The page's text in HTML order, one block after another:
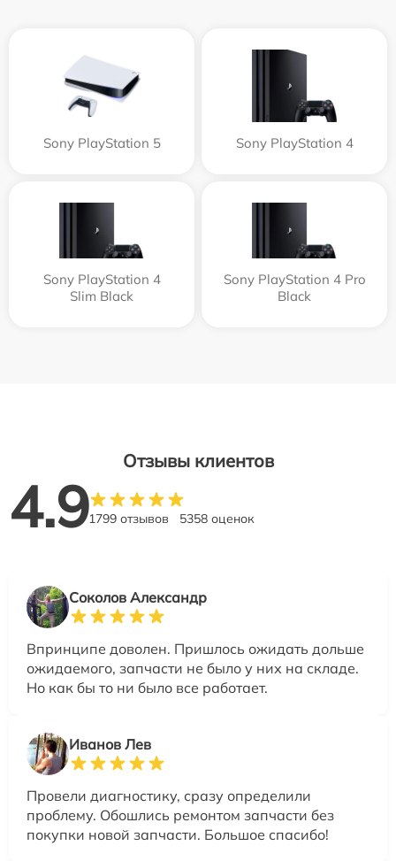
Sony PlayStation 5 Sony PlayStation 4
Sony PlayStation 4
Slim Black
Sony PlayStation 4 Pro
Black
Отзывы клиентов
4.91799 отзывов 5358 оценок
Соколов Александр
Впринципе доволен. Пришлось ожидать дольше
ожидаемого, запчасти не было у них на складе.
Но как бы то ни было все работает.
Иванов Лев
Провели диагностику, сразу определили
проблему. Обошлись ремонтом запчасти без
покупки новой запчасти. Большое спасибо!